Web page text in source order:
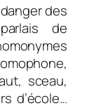
des
de
sceau,
d’école…